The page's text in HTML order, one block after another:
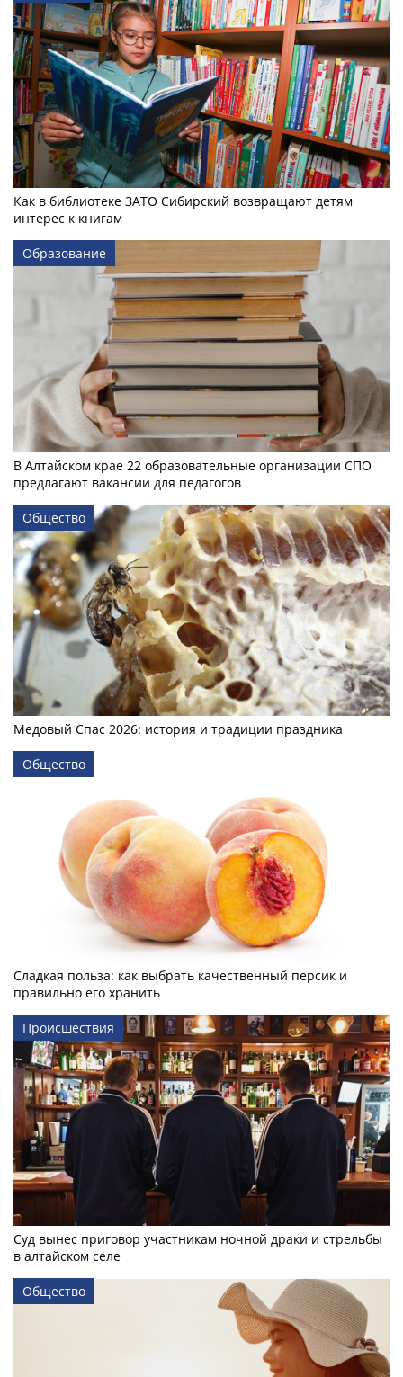
Как в библиотеке ЗАТО Сибирский возвращают детям
интерес к книгам
Образование
В Алтайском крае 22 образовательные организации СПО
предлагают вакансии для педагогов
Общество
Медовый Спас 2026: история и традиции праздника
Общество
Сладкая польза: как выбрать качественный персик и
правильно его хранить
Происшествия
Суд вынес приговор участникам ночной драки и стрельбы
в алтайском селе
Общество